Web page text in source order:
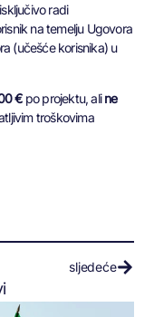
radi
na temelju Ugovora
(učešće korisnika) u
€po projektu, aline
troškovima
sljedeće